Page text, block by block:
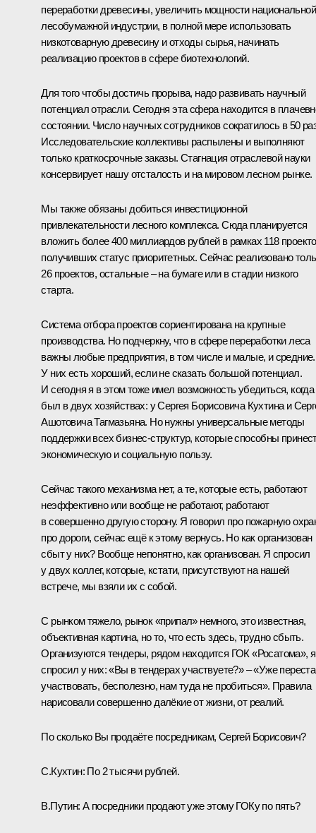
переработки древесины, увеличить мощности национальной
лесобумажной индустрии, в полной мере использовать
низкотоварную древесину и отходы сырья, начинать
реализацию проектов в сфере биотехнологий.
Для того чтобы достичь прорыва, надо развивать научный
потенциал отрасли. Сегодня эта сфера находится в
состоянии. Число научных сотрудников сократилось в 50
Исследовательские коллективы распылены и выполняют
только краткосрочные заказы. Стагнация отраслевой науки
консервирует нашу отсталость и на мировом лесном рынке.
Мы также обязаны добиться инвестиционной
привлекательности лесного комплекса. Сюда планируется
вложить более 400 миллиардов рублей в рамках 118
получивших статус приоритетных. Сейчас реализовано
26 проектов, остальные – на бумаге или в стадии низкого
старта.
Система отбора проектов сориентирована на крупные
производства. Но подчеркну, что в сфере переработки леса
важны любые предприятия, в том числе и малые, и средние.
У них есть хороший, если не сказать большой потенциал.
И сегодня я в этом тоже имел возможность убедиться, когда
был в двух хозяйствах: у Сергея Борисовича Кухтина и
Ашотовича Тагмазьяна. Но нужны универсальные методы
поддержки всех бизнес-структур, которые способны
экономическую и социальную пользу.
Сейчас такого механизма нет, а те, которые есть, работают
неэффективно или вообще не работают, работают
в совершенно другую сторону. Я говорил про пожарную
про дороги, сейчас ещё к этому вернусь. Но как организован
сбыт у них? Вообще непонятно, как организован. Я спросил
у двух коллег, которые, кстати, присутствуют на нашей
встрече, мы взяли их с собой.
С рынком тяжело, рынок «припал» немного, это известная,
объективная картина, но то, что есть здесь, трудно сбыть.
Организуются тендеры, рядом находится ГОК «Росатома», я
спросил у них: «Вы в тендерах участвуете?» – «Уже
участвовать, бесполезно, нам туда не пробиться». Правила
нарисовали совершенно далёкие от жизни, от реалий.
По сколько Вы продаёте посредникам, Сергей Борисович?
С.Кухтин: По 2 тысячи рублей.
В.Путин: А посредники продают уже этому ГОКу по пять?